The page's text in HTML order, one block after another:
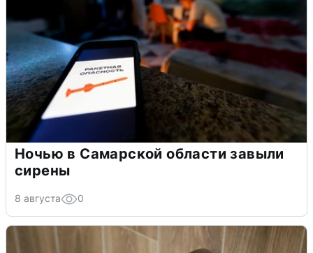
Ночью в Самарской области завыли
сирены
8 августа 0